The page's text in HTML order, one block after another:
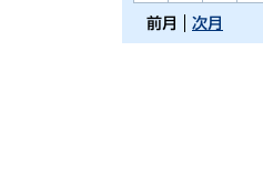
前月 次月